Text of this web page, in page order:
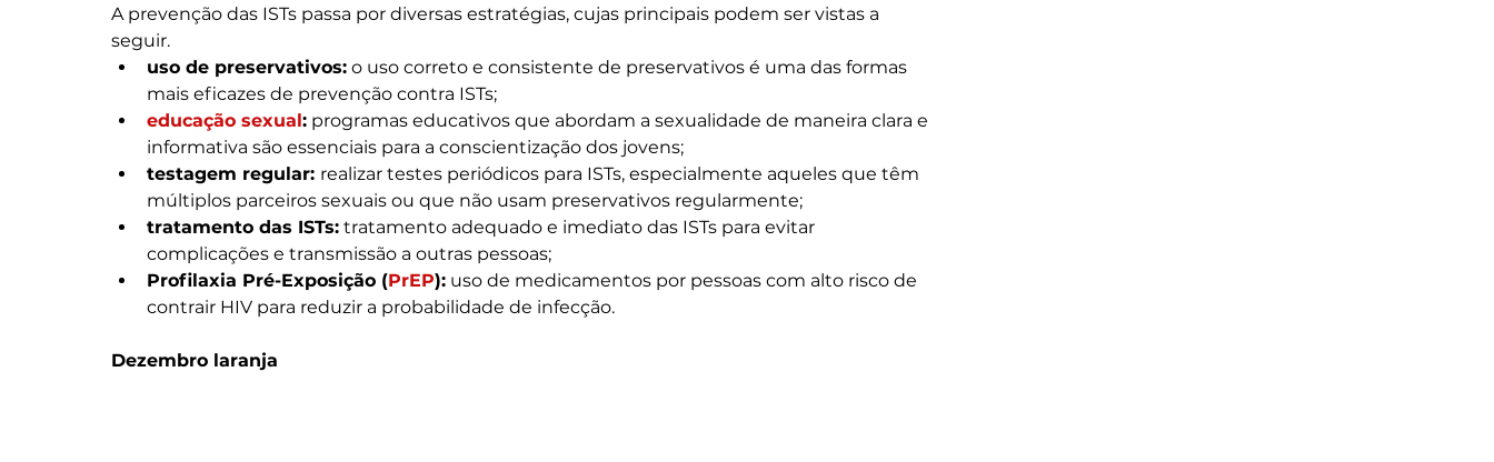
A prevenção das ISTs passa por diversas estratégias, cujas principais podem ser vistas a
seguir.
uso de preservativos: o uso correto e consistente de preservativos é uma das formas
mais eficazes de prevenção contra ISTs;
educação sexual: programas educativos que abordam a sexualidade de maneira clara e
informativa são essenciais para a conscientização dos jovens;
testagem regular: realizar testes periódicos para ISTs, especialmente aqueles que têm
múltiplos parceiros sexuais ou que não usam preservativos regularmente;
tratamento das ISTs: tratamento adequado e imediato das ISTs para evitar
complicações e transmissão a outras pessoas;
Profilaxia Pré-Exposição (PrEP): uso de medicamentos por pessoas com alto risco de
contrair HIV para reduzir a probabilidade de infecção.
Dezembro laranja